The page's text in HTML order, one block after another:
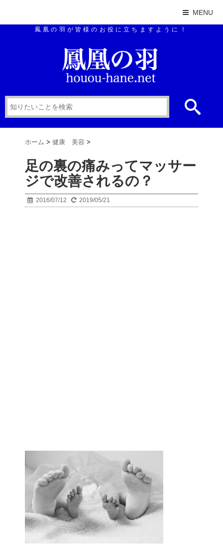
MENU
鳳凰の羽が皆様のお役に立ちますように！
ホーム > 健康 美容 >
足の裏の痛みってマッサー
ジで改善されるの？
2016/07/12 2019/05/21